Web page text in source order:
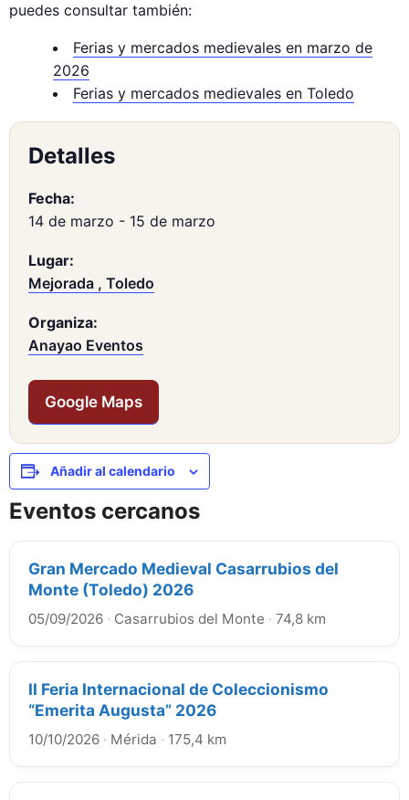
puedes consultar también:
Ferias y mercados medievales en marzo de
2026
Ferias y mercados medievales en Toledo
Detalles
Fecha:
14 de marzo - 15 de marzo
Lugar:
Mejorada , Toledo
Organiza:
Anayao Eventos
Google Maps
Añadir al calendario
Eventos cercanos
Gran Mercado Medieval Casarrubios del
Monte (Toledo) 2026
05/09/2026 · Casarrubios del Monte · 74,8 km
II Feria Internacional de Coleccionismo
“Emerita Augusta” 2026
10/10/2026 · Mérida · 175,4 km